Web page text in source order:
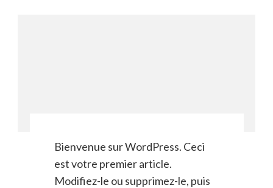
Bienvenue sur WordPress. Ceci
est votre premier article.
Modifiez-le ou supprimez-le, puis